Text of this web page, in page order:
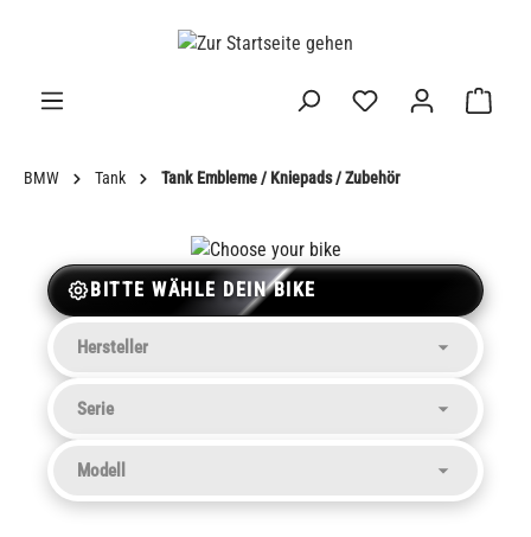
BMW Tank Tank Embleme / Kniepads / Zubehör
BITTE WÄHLE DEIN BIKE